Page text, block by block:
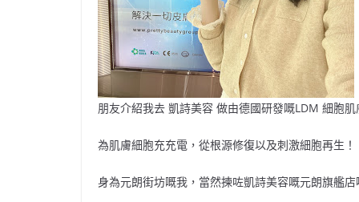
朋友介紹我去 凱詩美容 做由德國研發嘅LDM 細胞肌
為肌膚細胞充充電，從根源修復以及刺激細胞再生！
身為元朗街坊嘅我，當然揀咗凱詩美容嘅元朗旗艦店